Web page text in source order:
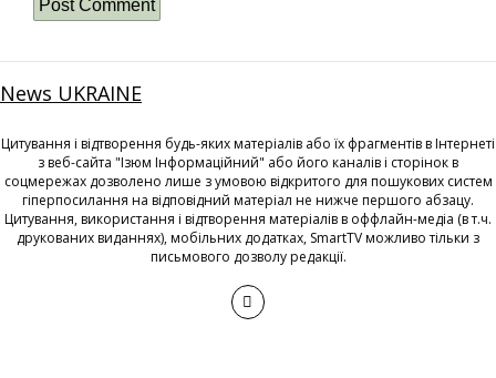
News UKRAINE
Цитування і відтворення будь-яких матеріалів або їх фрагментів в Інтернеті
з веб-сайта "Ізюм Інформаційний" або його каналів і сторінок в
соцмережах дозволено лише з умовою відкритого для пошукових систем
гіперпосилання на відповідний матеріал не нижче першого абзацу.
Цитування, використання і відтворення матеріалів в оффлайн-медіа (в т.ч.
друкованих виданнях), мобільних додатках, SmartTV можливо тільки з
письмового дозволу редакції.